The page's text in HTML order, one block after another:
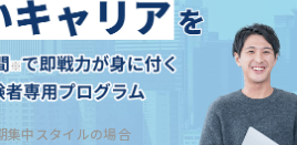
集中スタイルの場合